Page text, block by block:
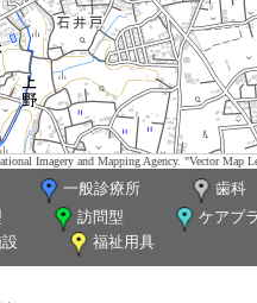
Imagery and Mapping Agency. "Vector
一般診療所 歯科
訪問型 ケアプ
福祉用具